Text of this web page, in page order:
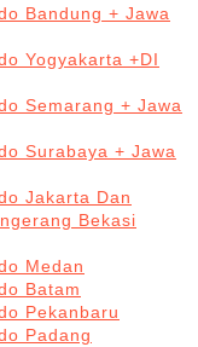
Bandung + Jawa
Yogyakarta +DI
Semarang + Jawa
Surabaya + Jawa
Jakarta Dan
Bekasi
Medan
Batam
Pekanbaru
Padang